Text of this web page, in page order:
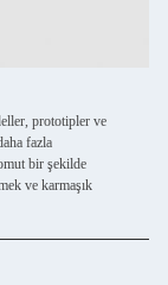
prototipler ve
fazla
bir şekilde
ve karmaşık